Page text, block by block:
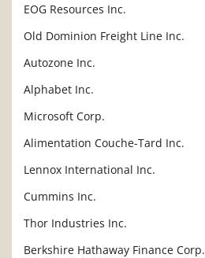
EOG Resources Inc.
Old Dominion Freight Line Inc.
Autozone Inc.
Alphabet Inc.
Microsoft Corp.
Alimentation Couche-Tard Inc.
Lennox International Inc.
Cummins Inc.
Thor Industries Inc.
Berkshire Hathaway Finance Corp.